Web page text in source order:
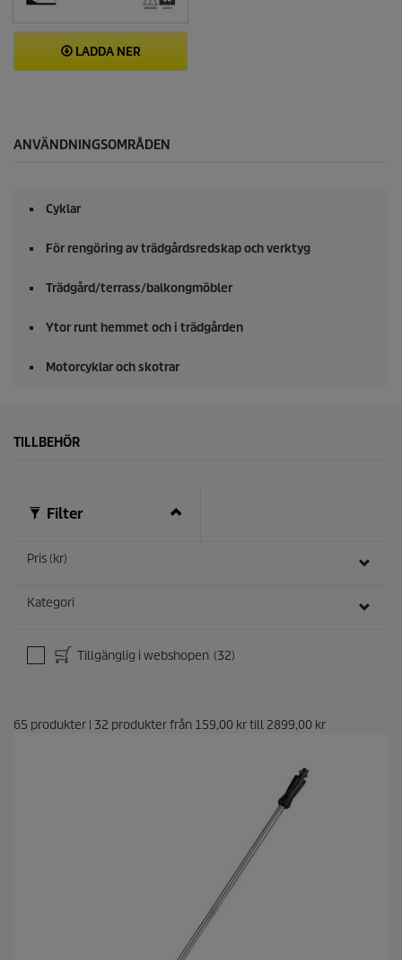
LADDA NER
ANVÄNDNINGSOMRÅDEN
Cyklar
För rengöring av trädgårdsredskap och verktyg
Trädgård/terrass/balkongmöbler
Ytor runt hemmet och i trädgården
Motorcyklar och skotrar
TILLBEHÖR
Filter
Pris (kr)
Kategori
Tillgänglig i webshopen (32)
65 produkter | 32 produkter från 159,00 krtill 2899,00 kr